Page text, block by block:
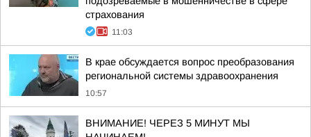
страхования
11:03
В крае обсуждается вопрос преобразования
региональной системы здравоохранения
10:57
ВНИМАНИЕ! ЧЕРЕЗ 5 МИНУТ МЫ